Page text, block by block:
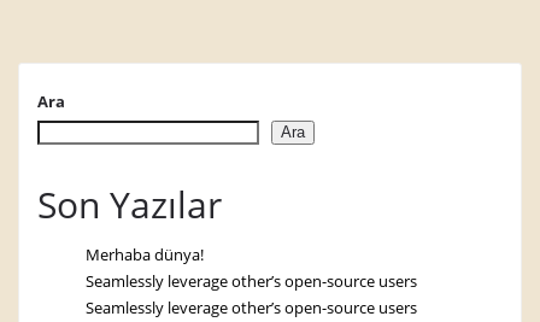
Ara
Ara
Son Yazılar
Merhaba dünya!
Seamlessly leverage other’s open-source users
Seamlessly leverage other’s open-source users